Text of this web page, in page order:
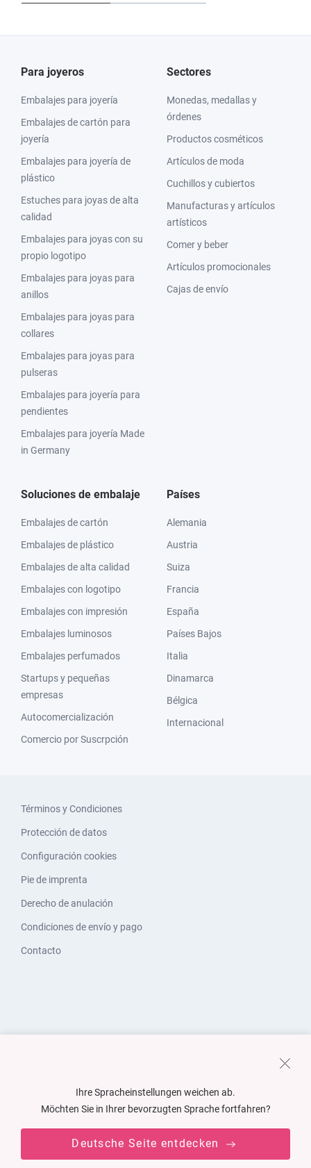
Para joyeros
Embalajes para joyería
Embalajes de cartón para
joyería
Embalajes para joyería de
plástico
Estuches para joyas de alta
calidad
Embalajes para joyas con su
propio logotipo
Embalajes para joyas para
anillos
Embalajes para joyas para
collares
Embalajes para joyas para
pulseras
Embalajes para joyería para
pendientes
Embalajes para joyería Made
in Germany
Sectores
Monedas, medallas y
órdenes
Productos cosméticos
Artículos de moda
Cuchillos y cubiertos
Manufacturas y artículos
artísticos
Comer y beber
Artículos promocionales
Cajas de envío
Soluciones de embalaje
Embalajes de cartón
Embalajes de plástico
Embalajes de alta calidad
Embalajes con logotipo
Embalajes con impresión
Embalajes luminosos
Embalajes perfumados
Startups y pequeñas
empresas
Autocomercialización
Comercio por Suscrpción
Países
Alemania
Austria
Suiza
Francia
España
Países Bajos
Italia
Dinamarca
Bélgica
Internacional
Términos y Condiciones
Protección de datos
Configuración cookies
Pie de imprenta
Derecho de anulación
Condiciones de envío y pago
Contacto
Ihre Spracheinstellungen weichen ab.
Möchten Sie in Ihrer bevorzugten Sprache fortfahren?
Deutsche Seite entdecken